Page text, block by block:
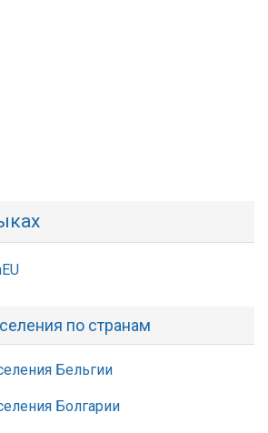
по странам
Бельгии
Болгарии